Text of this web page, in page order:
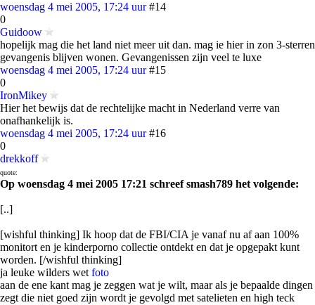
woensdag 4 mei 2005, 17:24 uur #14
0
Guidoow
hopelijk mag die het land niet meer uit dan. mag ie hier in zon 3-sterren
gevangenis blijven wonen. Gevangenissen zijn veel te luxe
woensdag 4 mei 2005, 17:24 uur #15
0
IronMikey
Hier het bewijs dat de rechtelijke macht in Nederland verre van
onafhankelijk is.
woensdag 4 mei 2005, 17:24 uur #16
0
drekkoff
quote:
Op woensdag 4 mei 2005 17:21 schreef smash789 het volgende:
[..]
[wishful thinking] Ik hoop dat de FBI/CIA je vanaf nu af aan 100%
monitort en je kinderporno collectie ontdekt en dat je opgepakt kunt
worden. [/wishful thinking]
ja leuke wilders wet foto
aan de ene kant mag je zeggen wat je wilt, maar als je bepaalde dingen
zegt die niet goed zijn wordt je gevolgd met satelieten en high teck